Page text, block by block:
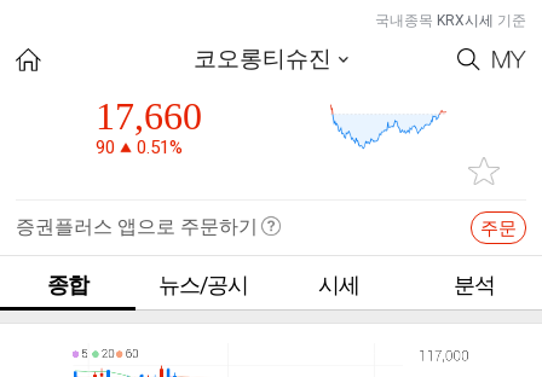
국내종목 KRX시세 기준
코오롱티슈진
17,660
90 0.51%
증권플러스 앱으로 주문하기 주문
종합 뉴스/공시 시세 분석